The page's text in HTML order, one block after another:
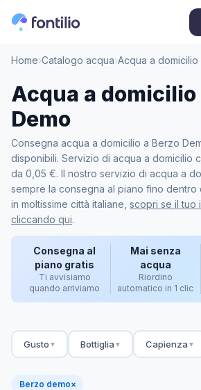
Home›Catalogo acqua›Acqua a
Acqua a domicilio
Demo
Consegna acqua a domicilio a Berzo
disponibili. Servizio di acqua a domicilio
da 0,05 €. Il nostro servizio di acqua a
sempre la consegna al piano fino dentro
in moltissime città italiane, scopri se il tuo
cliccando qui.
Consegna al
piano gratis
Ti avvisiamo
quando arriviamo
Mai senza
acqua
Riordino
automatico in 1 clic
Gusto ▼ Bottiglia ▼ Capienza ▼
Berzo demo×